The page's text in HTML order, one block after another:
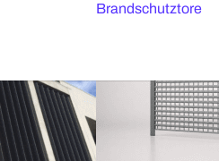
Brandschutztore